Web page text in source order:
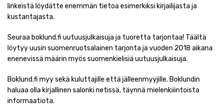
linkeistä löydätte enemmän tietoa esimerkiksi kirjailijasta ja
kustantajasta.
Seuraa boklund.fi uutuusjulkaisuja ja tuoretta tarjontaa! Täältä
löytyy uusin suomenruotsalainen tarjonta ja vuoden 2018 aikana
enenevissä määrin myös suomenkielisiä uutuusjulkaisuja.
Boklund.fi myy sekä kuluttajille että jälleenmyyjille. Boklundin
haluaa olla kirjallinen salonki netissä, täynnä mielenkiiintoista
informaatiota.